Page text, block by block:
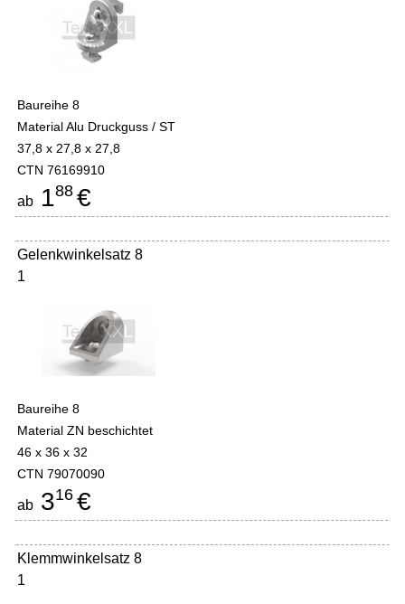
Baureihe 8
Material Alu Druckguss / ST
37,8 x 27,8 x 27,8
CTN 76169910
ab 188 €
Gelenkwinkelsatz 8
1
Baureihe 8
Material ZN beschichtet
46 x 36 x 32
CTN 79070090
ab 316 €
Klemmwinkelsatz 8
1